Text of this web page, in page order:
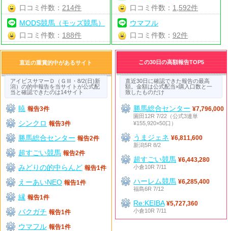
口コミ件数： 214件
MODS競馬（モッズ競馬）
口コミ件数： 188件
口コミ件数： 1,592件
ウマフル
口コミ件数： 92件
直近の重賞的中があるサイト
アイビスサマーＤ（ＧⅢ・8/2(日)新
潟）の的中報告を当サイトが公式配
当と確認できたのは14サイト
暁 報告3件
シンクロ 報告3件
勝馬総合センター 報告2件
超すごい競馬 報告2件
みどりの的中らんど 報告1件
えーあいNEO 報告1件
縁 報告1件
バクガチ 報告1件
ウマフル 報告1件
この30日の高額報告TOP5
直近30日に確認できた報告の最高
額。金額は公式配当×購入口数と一
致したものだけ
勝馬総合センター ¥7,796,000
園田12R 7/22（公式3連単
¥155,920×50口）
うまジェネ ¥6,811,600
新潟5R 8/2
超すごい競馬 ¥6,443,280
小倉10R 7/11
ハーレム競馬 ¥6,285,400
福島6R 7/12
Re:KEIBA ¥5,727,360
小倉10R 7/11